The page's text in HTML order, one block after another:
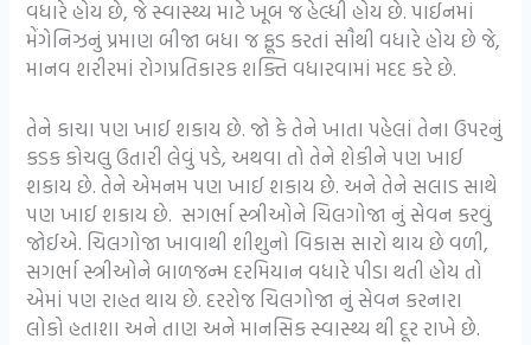
વધારે હોય છે, જે સ્વાસ્થ્ય માટે ખૂબ જ હેલ્ધી હોય છે. પાઈનમાં
મેંગેનિઝનું પ્રમાણ બીજા બધા જ ફૂડ કરતાં સૌથી વધારે હોય છે જે,
માનવ શરીરમાં રોગપ્રતિકારક શક્તિ વધારવામાં મદદ કરે છે.
તેને કાચા પણ ખાઈ શકાય છે. જો કે તેને ખાતા પહેલાં તેના ઉપરનું
કડક કોચલુ ઉતારી લેવું પડે, અથવા તો તેને શેકીને પણ ખાઈ
શકાય છે. તેને એમનમ પણ ખાઈ શકાય છે. અને તેને સલાડ સાથે
પણ ખાઈ શકાય છે. સગર્ભા સ્ત્રીઓને ચિલગોજા નું સેવન કરવું
જોઈએ. ચિલગોજા ખાવાથી શીશુનો વિકાસ સારો થાય છે વળી,
સગર્ભા સ્ત્રીઓને બાળજન્મ દરમિયાન વધારે પીડા થતી હોય તો
એમાં પણ રાહત થાય છે. દરરોજ ચિલગોજા નું સેવન કરનારા
લોકો હતાશા અને તાણ અને માનસિક સ્વાસ્થ્ય થી દૂર રાખે છે.